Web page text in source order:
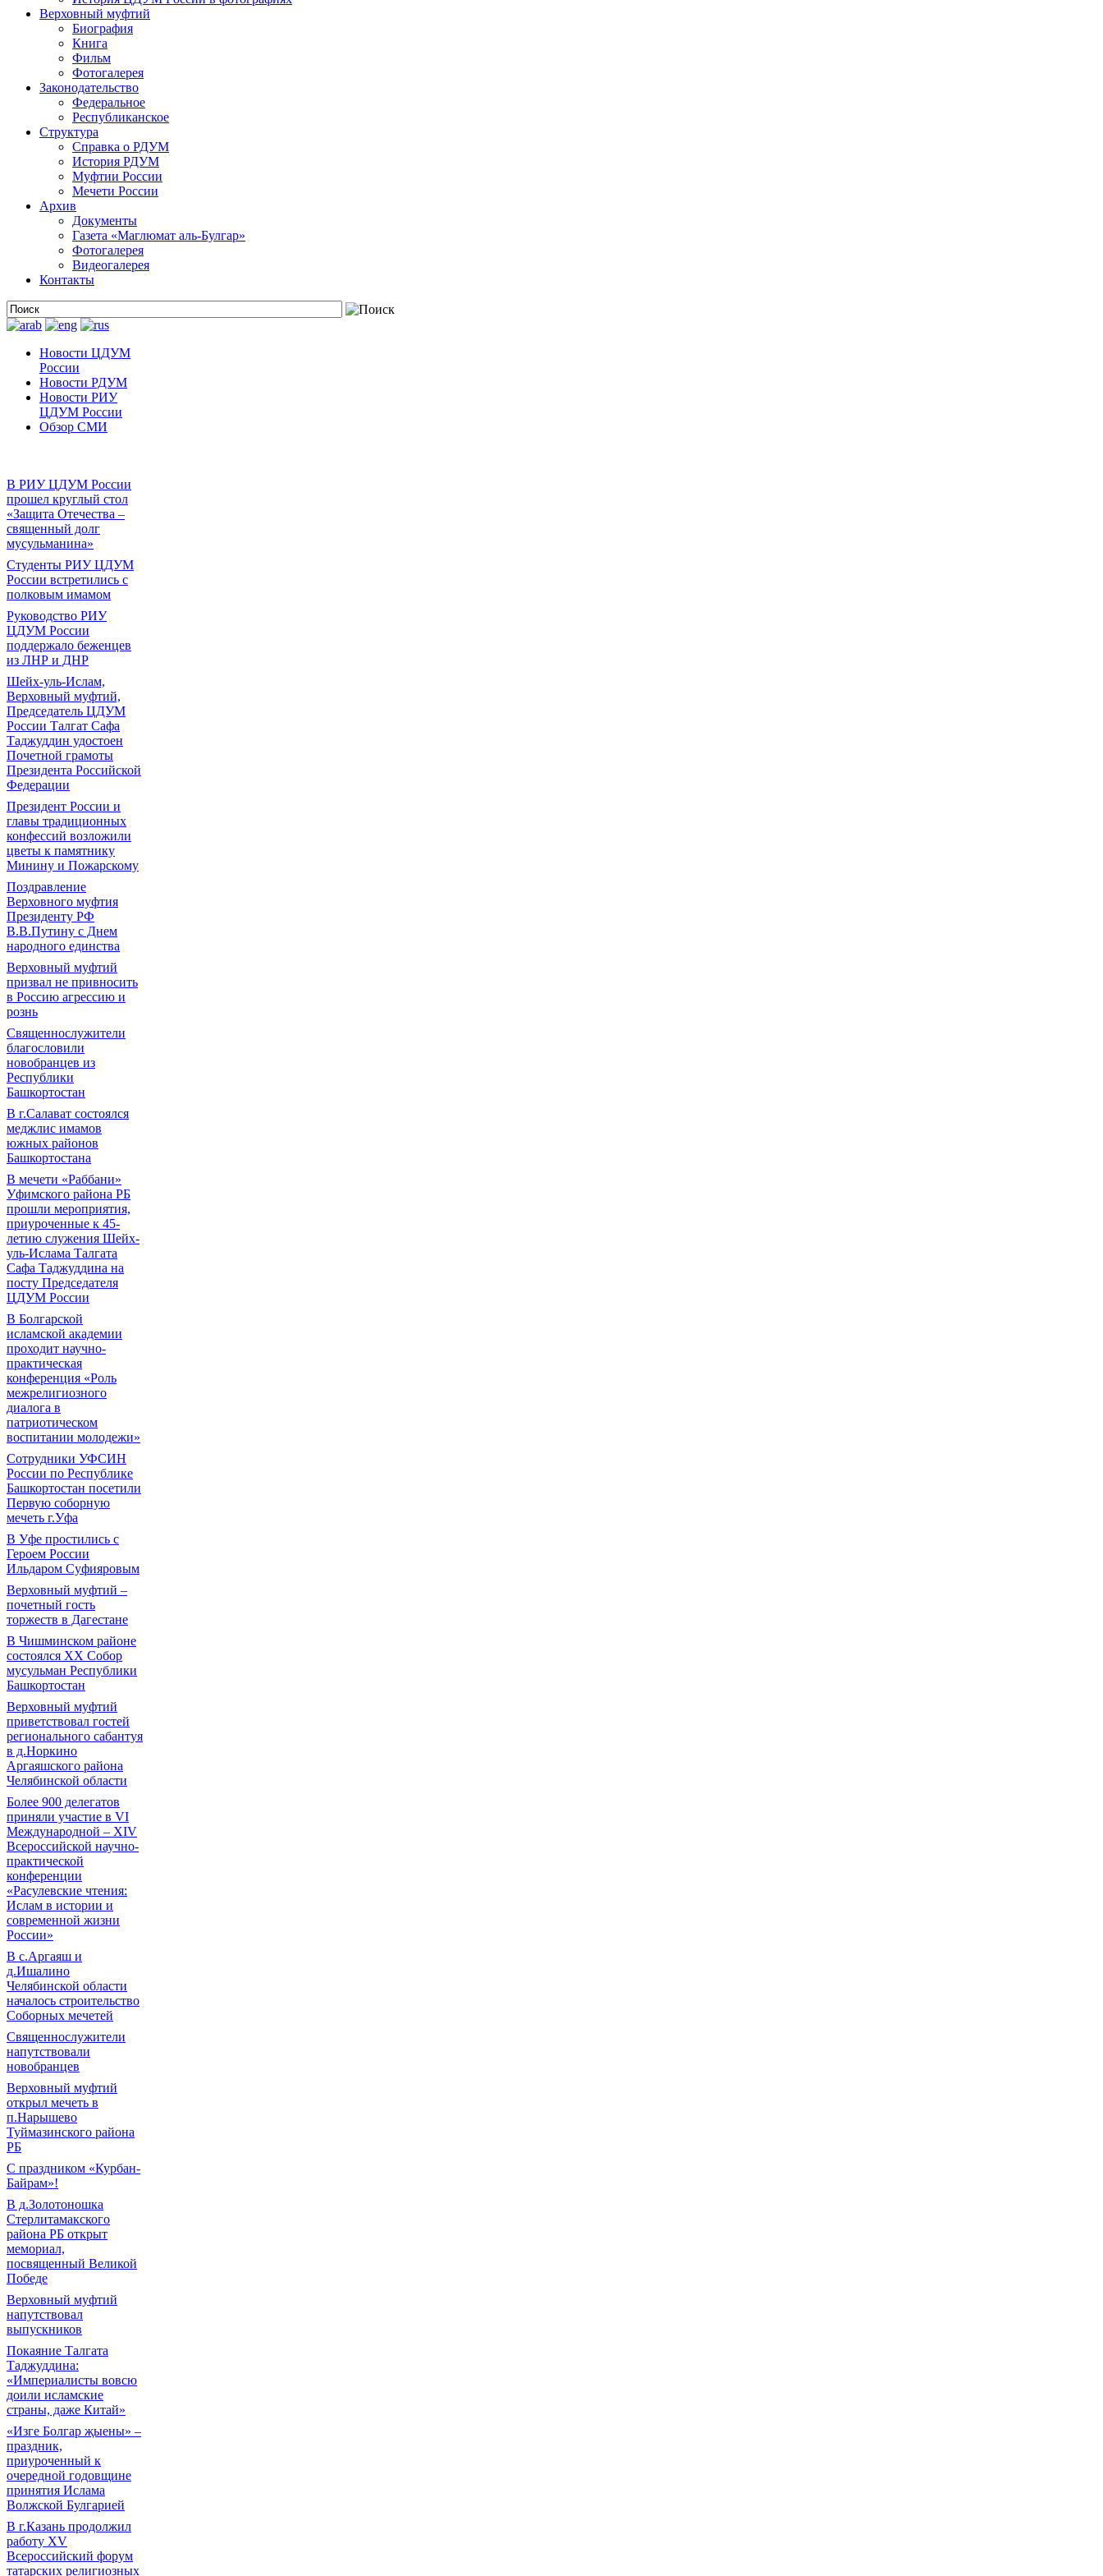
Верховный муфтий
Биография
Книга
Фильм
Фотогалерея
Законодательство
Федеральное
Республиканское
Структура
Справка о РДУМ
История РДУМ
Муфтии России
Мечети России
Архив
Документы
Газета «Маглюмат аль-Булгар»
Фотогалерея
Видеогалерея
Контакты
Новости ЦДУМ
России
Новости РДУМ
Новости РИУ
ЦДУМ России
Обзор СМИ
В РИУ ЦДУМ России
прошел круглый стол
«Защита Отечества –
священный долг
мусульманина»
Студенты РИУ ЦДУМ
России встретились с
полковым имамом
Руководство РИУ
ЦДУМ России
поддержало беженцев
из ЛНР и ДНР
Шейх-уль-Ислам,
Верховный муфтий,
Председатель ЦДУМ
России Талгат Сафа
Таджуддин удостоен
Почетной грамоты
Президента Российской
Федерации
Президент России и
главы традиционных
конфессий возложили
цветы к памятнику
Минину и Пожарскому
Поздравление
Верховного муфтия
Президенту РФ
В.В.Путину с Днем
народного единства
Верховный муфтий
призвал не привносить
в Россию агрессию и
рознь
Священнослужители
благословили
новобранцев из
Республики
Башкортостан
В г.Салават состоялся
меджлис имамов
южных районов
Башкортостана
В мечети «Раббани»
Уфимского района РБ
прошли мероприятия,
приуроченные к 45-
летию служения Шейх-
уль-Ислама Талгата
Сафа Таджуддина на
посту Председателя
ЦДУМ России
В Болгарской
исламской академии
проходит научно-
практическая
конференция «Роль
межрелигиозного
диалога в
патриотическом
воспитании молодежи»
Сотрудники УФСИН
России по Республике
Башкортостан посетили
Первую соборную
мечеть г.Уфа
В Уфе простились с
Героем России
Ильдаром Суфияровым
Верховный муфтий –
почетный гость
торжеств в Дагестане
В Чишминском районе
состоялся XX Собор
мусульман Республики
Башкортостан
Верховный муфтий
приветствовал гостей
регионального сабантуя
в д.Норкино
Аргаяшского района
Челябинской области
Более 900 делегатов
приняли участие в VI
Международной – ХIV
Всероссийской научно-
практической
конференции
«Расулевские чтения:
Ислам в истории и
современной жизни
России»
В с.Аргаяш и
д.Ишалино
Челябинской области
началось строительство
Соборных мечетей
Священнослужители
напутствовали
новобранцев
Верховный муфтий
открыл мечеть в
п.Нарышево
Туймазинского района
РБ
С праздником «Курбан-
Байрам»!
В д.Золотоношка
Стерлитамакского
района РБ открыт
мемориал,
посвященный Великой
Победе
Верховный муфтий
напутствовал
выпускников
Покаяние Талгата
Таджуддина:
«Империалисты вовсю
доили исламские
страны, даже Китай»
«Изге Болгар җыены» –
праздник,
приуроченный к
очередной годовщине
принятия Ислама
Волжской Булгарией
В г.Казань продолжил
работу XV
Всероссийский форум
татарских религиозных